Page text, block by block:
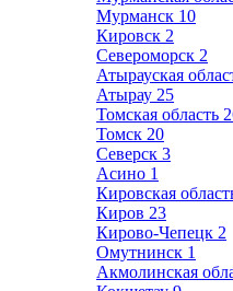
Мурманск 10
Кировск 2
Североморск 2
Атырауская
Атырау 25
Томская область
Томск 20
Северск 3
Асино 1
Кировская
Киров 23
Кирово-Чепецк 2
Омутнинск 1
Акмолинская